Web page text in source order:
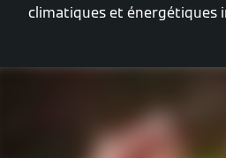
climatiques et énergétiques